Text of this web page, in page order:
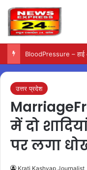
उत्तर प्रदेश
में दो
पर लगा
Krati Kashyap Journalist